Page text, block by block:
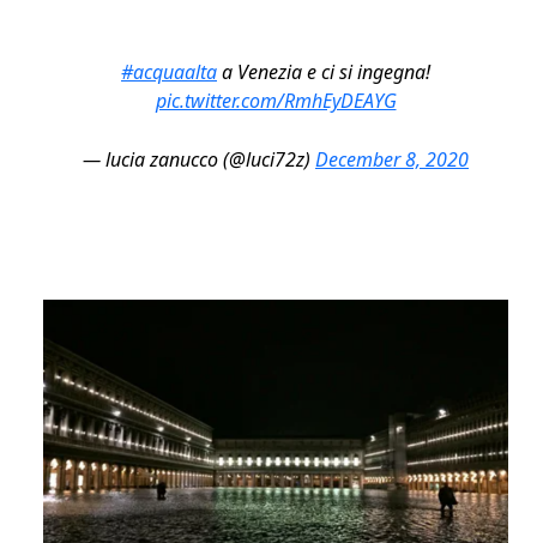
#acquaaltaa Venezia e ci si ingegna!
pic.twitter.com/RmhEyDEAYG
— lucia zanucco (@luci72z) December 8, 2020